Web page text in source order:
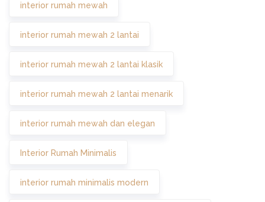
interior rumah mewah
interior rumah mewah 2 lantai
interior rumah mewah 2 lantai klasik
interior rumah mewah 2 lantai menarik
interior rumah mewah dan elegan
Interior Rumah Minimalis
interior rumah minimalis modern